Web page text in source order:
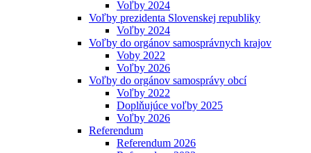
Voľby 2024
Voľby prezidenta Slovenskej republiky
Voľby 2024
Voľby do orgánov samosprávnych krajov
Voby 2022
Voľby 2026
Voľby do orgánov samosprávy obcí
Voľby 2022
Doplňujúce voľby 2025
Voľby 2026
Referendum
Referendum 2026